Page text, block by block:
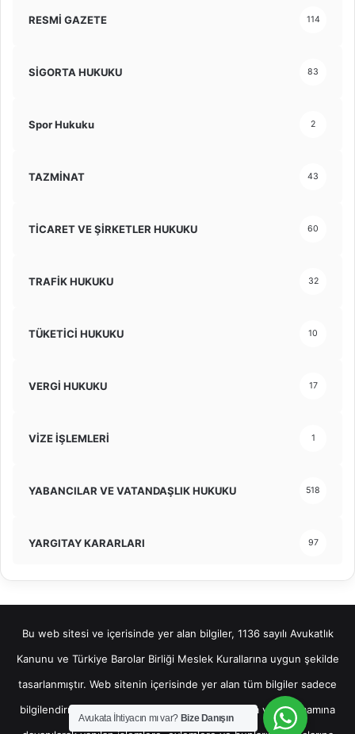
RESMİ GAZETE 114
SİGORTA HUKUKU 83
Spor Hukuku 2
TAZMİNAT 43
TİCARET VE ŞİRKETLER HUKUKU 60
TRAFİK HUKUKU 32
TÜKETİCİ HUKUKU 10
VERGİ HUKUKU 17
VİZE İŞLEMLERİ 1
YABANCILAR VE VATANDAŞLIK HUKUKU 518
YARGITAY KARARLARI 97
Bu web sitesi ve içerisinde yer alan bilgiler, 1136 sayılı Avukatlık
Kanunu ve Türkiye Barolar Birliği Meslek Kurallarına uygun şekilde
tasarlanmıştır. Web sitenin içerisinde yer alan tüm bilgiler sadece
bilgilendirme amaçlı olup, bu bilgilerin bir kısmına veya tamamına
Avukata İhtiyacın mı var? Bize Danışın